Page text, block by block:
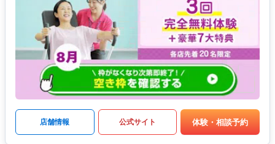
店舗情報 公式サイト 体験・相談予約